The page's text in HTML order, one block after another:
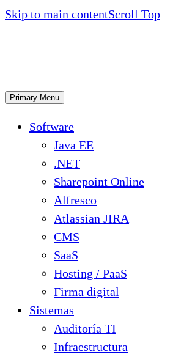
Skip to main contentScroll Top
Primary Menu
Software
Java EE
.NET
Sharepoint Online
Alfresco
Atlassian JIRA
CMS
SaaS
Hosting / PaaS
Firma digital
Sistemas
Auditoría TI
Infraestructura